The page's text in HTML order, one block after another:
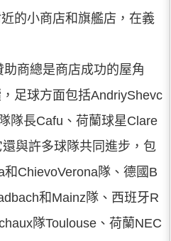
的小商店和旗艦店，在義
商總是商店成功的屋角
足球方面包括AndriyShevc
隊長Cafu、荷蘭球星Clare
與許多球隊共同進步，包
ChievoVerona隊、德國B
和Mainz隊、西班牙R
隊Toulouse、荷蘭NEC